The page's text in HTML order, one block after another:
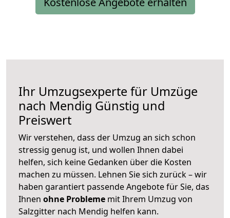
Ihr Umzugsexperte für Umzüge
nach Mendig Günstig und
Preiswert
Wir verstehen, dass der Umzug an sich schon
stressig genug ist, und wollen Ihnen dabei
helfen, sich keine Gedanken über die Kosten
machen zu müssen. Lehnen Sie sich zurück – wir
haben garantiert passende Angebote für Sie, das
Ihnen ohne Probleme mit Ihrem Umzug von
Salzgitter nach Mendig helfen kann.